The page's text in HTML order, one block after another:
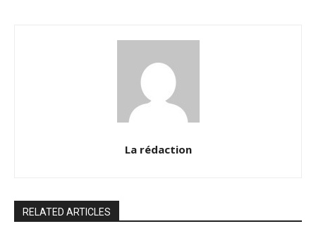
La rédaction
RELATED ARTICLES